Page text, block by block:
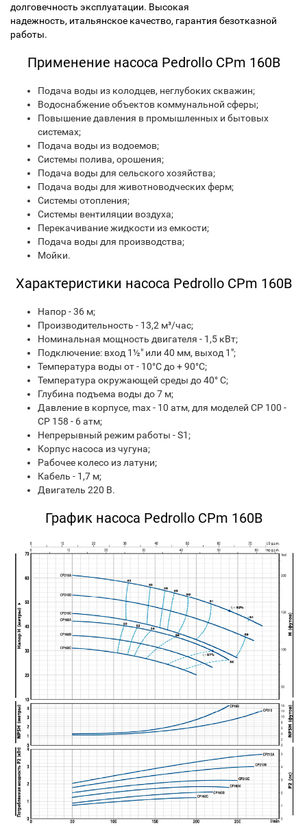
долговечность эксплуатации. Высокая
надежность, итальянское качество, гарантия безотказной
работы.
Применение насоса Pedrollo CPm 160B
Подача воды из колодцев, неглубоких скважин;
Водоснабжение объектов коммунальной сферы;
Повышение давления в промышленных и бытовых
системах;
Подача воды из водоемов;
Системы полива, орошения;
Подача воды для сельского хозяйства;
Подача воды для животноводческих ферм;
Системы отопления;
Системы вентиляции воздуха;
Перекачивание жидкости из емкости;
Подача воды для производства;
Мойки.
Характеристики насоса Pedrollo CPm 160B
Напор - 36 м;
Производительность - 13,2 м³/час;
Номинальная мощность двигателя - 1,5 кВт;
Подключение: вход 1½" или 40 мм, выход 1";
Температура воды от - 10°С до + 90°С;
Температура окружающей среды до 40° С;
Глубина подъема воды до 7 м;
Давление в корпусе, max - 10 атм, для моделей CP 100 -
CP 158 - 6 атм;
Непрерывный режим работы - S1;
Корпус насоса из чугуна;
Рабочее колесо из латуни;
Кабель - 1,7 м;
Двигатель 220 В.
График насоса Pedrollo CPm 160B